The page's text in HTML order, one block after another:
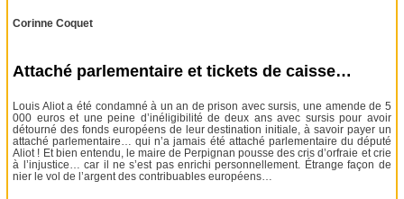
Corinne Coquet
Attaché parlementaire et tickets de caisse…
Louis Aliot a été condamné à un an de prison avec sursis, une amende de 5
000 euros et une peine d’inéligibilité de deux ans avec sursis pour avoir
détourné des fonds européens de leur destination initiale, à savoir payer un
attaché parlementaire… qui n’a jamais été attaché parlementaire du député
Aliot ! Et bien entendu, le maire de Perpignan pousse des cris d’orfraie et crie
à l’injustice… car il ne s’est pas enrichi personnellement. Étrange façon de
nier le vol de l’argent des contribuables européens…